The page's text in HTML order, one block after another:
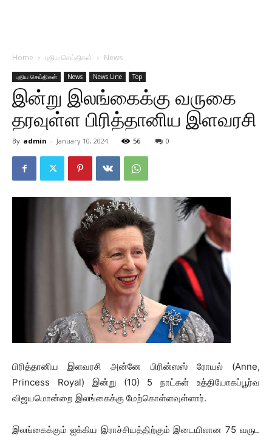
Home புதிய செய்திகள் News
புதிய செய்திகள் News News Line Top
இன்று இலங்கைக்கு வருகை
தரவுள்ள பிரித்தானிய இளவரசி
By admin - January 10, 2024 56 0
பிரித்தானிய இளவரசி அன்னே பிரின்ஸஸ் ரோயல் (Anne,
Princess Royal) இன்று (10) 5 நாட்கள் உத்தியோகப்பூர்வ
விஜயமொன்றை இலங்கைக்கு மேற்கொள்ளவுள்ளார்.
இலங்கைக்கும் ஐக்கிய இராச்சியத்திற்கும் இடையிலான 75 வருட